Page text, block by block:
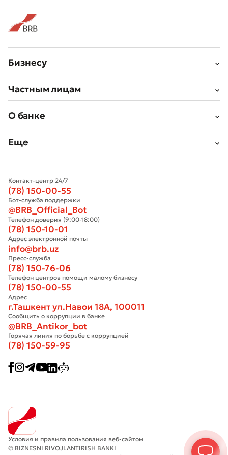
Отправить
* Все поля обязательны для заполнения
Бизнесу
Частным лицам
О банке
Еще
Контакт-центр 24/7
(78) 150-00-55
Бот-служба поддержки
@BRB_Official_Bot
Телефон доверия (9:00-18:00)
(78) 150-10-01
Адрес электронной почты
info@brb.uz
Пресс-служба
(78) 150-76-06
Телефон центров помощи малому бизнесу
(78) 150-00-55
Адрес
г.Ташкент ул.Навои 18А, 100011
Сообщить о коррупции в банке
@BRB_Antikor_bot
Горячая линия по борьбе с коррупцией
(78) 150-59-95
Условия и правила пользования веб-сайтом
© BIZNESNI RIVOJLANTIRISH BANKI